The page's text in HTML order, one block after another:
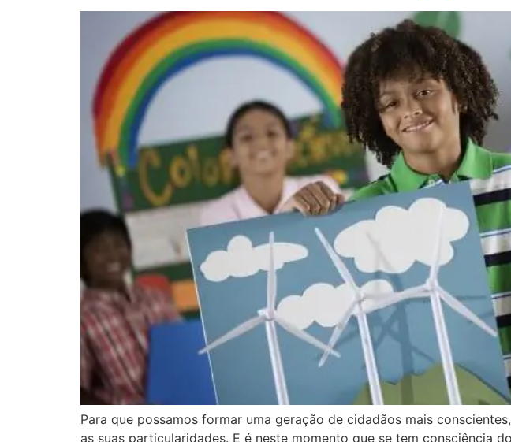
Para que possamos formar uma geração de cidadãos mais
as suas particularidades. E é neste momento que se tem consciência